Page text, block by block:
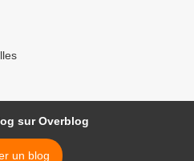
sur Overblog
un blog